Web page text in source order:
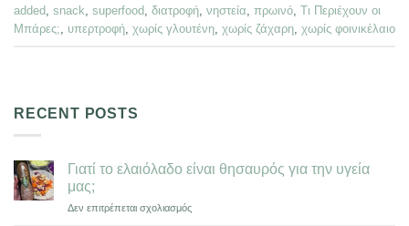
added snack superfood διατροφή νηστεία πρωινό Τι Περιέχουν οι
Μπάρες;
υπερτροφή χωρίς γλουτένη χωρίς ζάχαρη χωρίς φοινικέλαιο
RECENT POSTS
Γιατί το ελαιόλαδο είναι θησαυρός για την υγεία
μας;
Δεν επιτρέπεται σχολιασμόςστο